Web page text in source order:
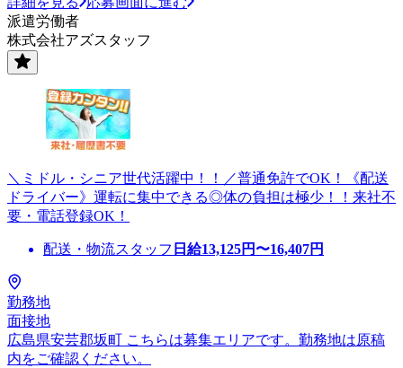
派遣労働者
株式会社アズスタッフ
＼ミドル・シニア世代活躍中！！／普通免許でOK！《配送
ドライバー》運転に集中できる◎体の負担は極少！！来社不
要・電話登録OK！
配送・物流スタッフ 日給13,125円〜16,407円
勤務地
面接地
広島県安芸郡坂町 こちらは募集エリアです。勤務地は原稿
内をご確認ください。